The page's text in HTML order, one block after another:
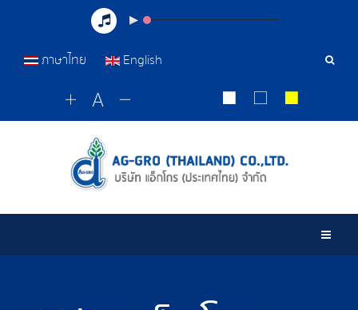
เครื่อ
ภาษาไทย English